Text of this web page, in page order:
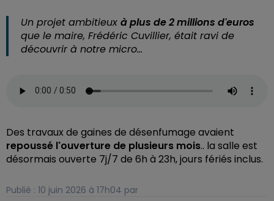
Un projet ambitieux à plus de 2 millions d'euros
que le maire, Frédéric Cuvillier, était ravi de
découvrir à notre micro…
Des travaux de gaines de désenfumage avaient
repoussé l'ouverture de plusieurs mois.. la salle est
désormais ouverte 7j/7 de 6h à 23h, jours fériés inclus.
Publié : 10 juin 2026 à 17h04 par